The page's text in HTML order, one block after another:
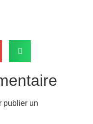
publier un